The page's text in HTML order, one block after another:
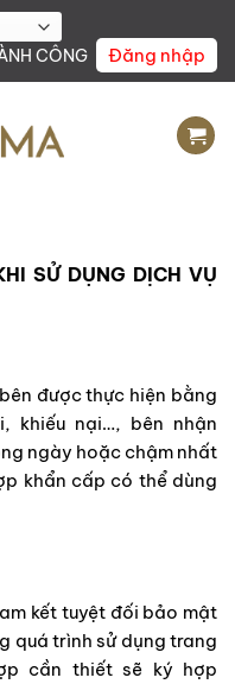
CÔNG
Đăng nhập
SỬ DỤNG DỊCH VỤ
được thực hiện bằng
khiếu nại…, bên nhận
ngày hoặc chậm nhất
khẩn cấp có thể dùng
kết tuyệt đối bảo mật
quá trình sử dụng trang
cần thiết sẽ ký hợp